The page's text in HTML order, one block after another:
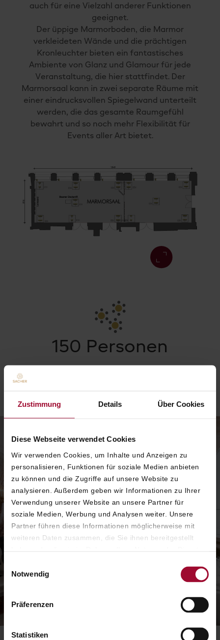
Zustimmung Details Über Cookies
Diese Webseite verwendet Cookies
Wir verwenden Cookies, um Inhalte und Anzeigen zu
personalisieren, Funktionen für soziale Medien anbieten
zu können und die Zugriffe auf unsere Website zu
analysieren. Außerdem geben wir Informationen zu Ihrer
Verwendung unserer Website an unsere Partner für
soziale Medien, Werbung und Analysen weiter. Unsere
Partner führen diese Informationen möglicherweise mit
weiteren Daten zusammen, die Sie ihnen bereitgestellt
unsererDatenschutzerklärung
Einwilligungsauswahl
Notwendig
Präferenzen
Statistiken
auch für eine Vielzahl anderer Funktionen
geeignet.
Der üppige Marmorboden, die Marmor
verkleideten Wände und die prächtigen
Kronleuchter bieten ein fantastisches
Ambiente von Glanz und Glamour für jede
Veranstaltung, die hier stattfindet. Der
Marmorsaal kann in zwei separate Räume mit
einer eindrucksvollen Spiegelwand unterteilt
werden, die das gesamte Raumgefühl
bewahrt und so noch mehr Flexibilität für
Events aller Art bietet.
150 Personen